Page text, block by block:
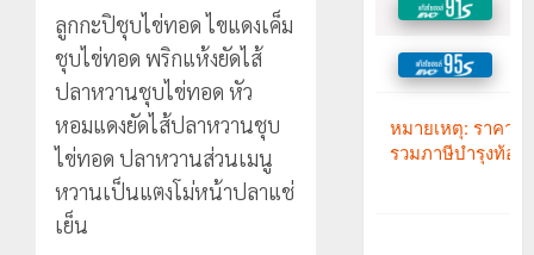
ลูกกะปิชุบไข่ทอด ไขแดงเค็ม
ชุบไข่ทอด พริกแห้งยัดไส้
ปลาหวานชุบไข่ทอด หัว
หอมแดงยัดไส้ปลาหวานชุบ
ไข่ทอด ปลาหวานส่วนเมนู
หวานเป็นแตงโม่หน้าปลาแช่
เย็น